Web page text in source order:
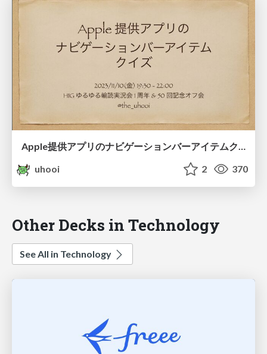
Apple提供アプリのナビゲーションバーアイテムクイズ / 20231110-hig
uhooi
2 370
Other Decks in Technology
See All in Technology